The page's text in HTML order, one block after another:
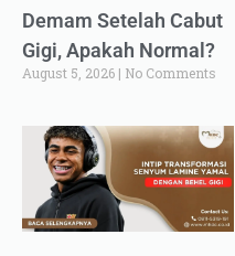
Demam Setelah Cabut
Gigi, Apakah Normal?
August 5, 2026 No Comments